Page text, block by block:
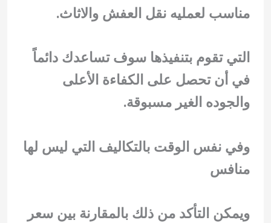
مناسب لعمليه نقل العفش والاثاث.
التي تقوم بتنفيذها سوف تساعدك دائماً
في أن تحصل على الكفاءة الأعلى
والجوده الغير مسبوقة.
وفي نفس الوقت بالتكاليف التي ليس لها
منافس
ويمكن التأكد من ذلك بالمقارنة بين سعر